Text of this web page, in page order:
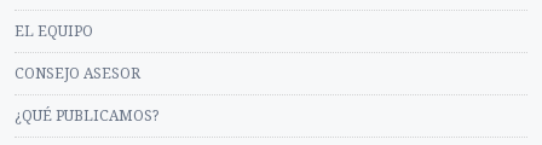
EL EQUIPO
CONSEJO ASESOR
¿QUÉ PUBLICAMOS?